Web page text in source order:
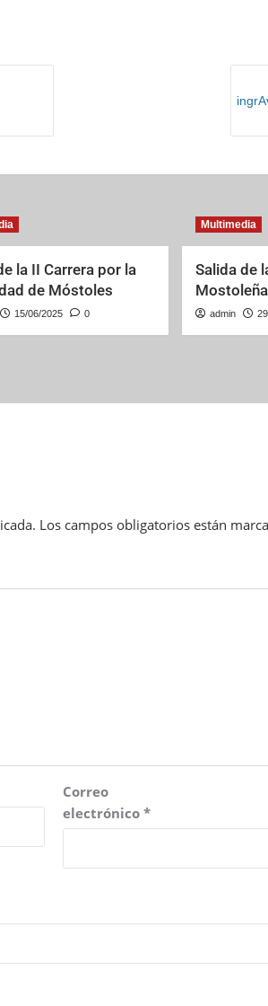
la II Carrera por la
de Móstoles
15/06/2025 0
Multimedia
Salida de
Mostoleña
admin
Los campos obligatorios están
Correo
electrónico *